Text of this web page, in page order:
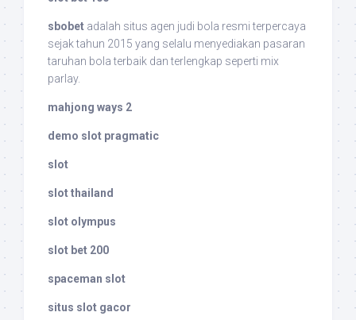
sbobet adalah situs agen judi bola resmi terpercaya
sejak tahun 2015 yang selalu menyediakan pasaran
taruhan bola terbaik dan terlengkap seperti mix
parlay.
mahjong ways 2
demo slot pragmatic
slot
slot thailand
slot olympus
slot bet 200
spaceman slot
situs slot gacor